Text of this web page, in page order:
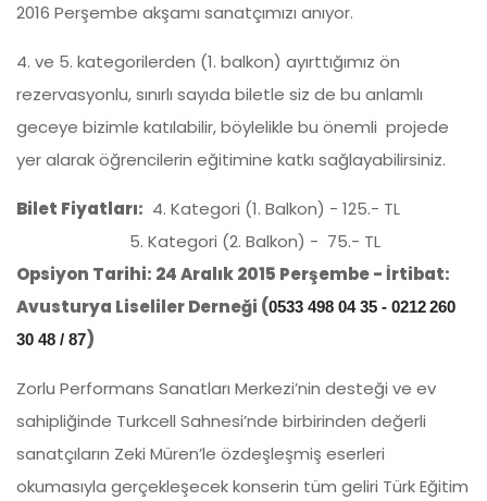
2016 Perşembe akşamı sanatçımızı anıyor.
4. ve 5. kategorilerden (1. balkon) ayırttığımız ön
rezervasyonlu, sınırlı sayıda biletle siz de bu anlamlı
geceye bizimle katılabilir, böylelikle bu önemli projede
yer alarak öğrencilerin eğitimine katkı sağlayabilirsiniz.
Bilet Fiyatları: 4. Kategori (1. Balkon) - 125.- TL
5. Kategori (2. Balkon) - 75.- TL
Opsiyon Tarihi: 24 Aralık 2015 Perşembe - İrtibat:
Avusturya Liseliler Derneği (0533 498 04 35 - 0212260
30 48 / 87)
Zorlu Performans Sanatları Merkezi’nin desteği ve ev
sahipliğinde Turkcell Sahnesi’nde birbirinden değerli
sanatçıların Zeki Müren’le özdeşleşmiş eserleri
okumasıyla gerçekleşecek konserin tüm geliri Türk Eğitim